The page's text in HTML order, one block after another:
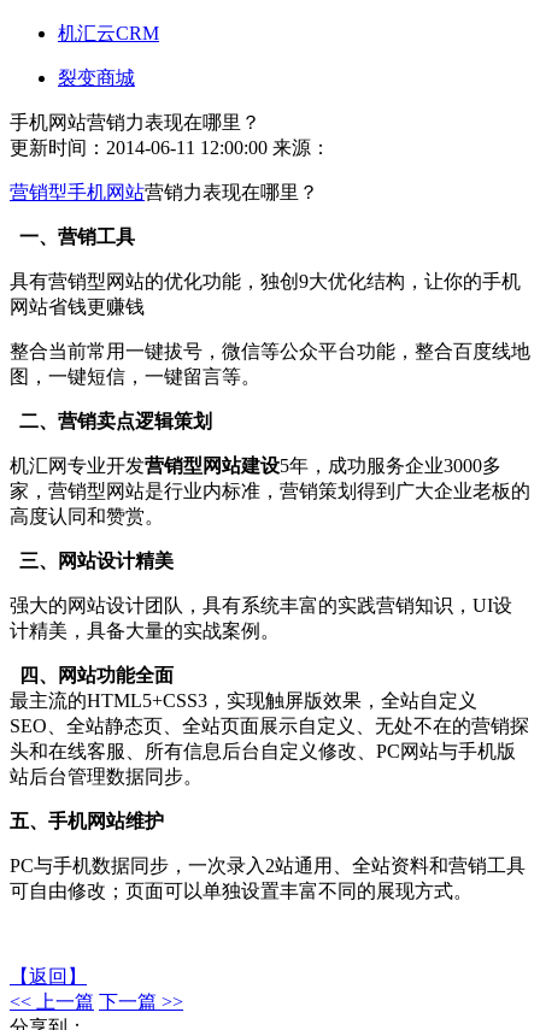
机汇云CRM
裂变商城
手机网站营销力表现在哪里？
更新时间：2014-06-11 12:00:00 来源：
营销型手机网站营销力表现在哪里？
一、营销工具
具有营销型网站的优化功能，独创9大优化结构，让你的手机
网站省钱更赚钱
整合当前常用一键拔号，微信等公众平台功能，整合百度线地
图，一键短信，一键留言等。
二、营销卖点逻辑策划
机汇网专业开发营销型网站建设5年，成功服务企业3000多
家，营销型网站是行业内标准，营销策划得到广大企业老板的
高度认同和赞赏。
三、网站设计精美
强大的网站设计团队，具有系统丰富的实践营销知识，UI设
计精美，具备大量的实战案例。
四、网站功能全面
最主流的HTML5+CSS3，实现触屏版效果，全站自定义
SEO、全站静态页、全站页面展示自定义、无处不在的营销探
头和在线客服、所有信息后台自定义修改、PC网站与手机版
站后台管理数据同步。
五、手机网站维护
PC与手机数据同步，一次录入2站通用、全站资料和营销工具
可自由修改；页面可以单独设置丰富不同的展现方式。
【返回】
<< 上一篇 下一篇 >>